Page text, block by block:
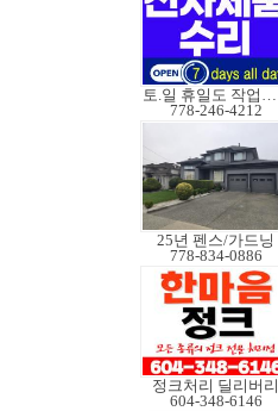
토.일 휴일도 작업가능
778-246-4212
25년 펜스/가드닝
778-834-0886
정크처리 딜리버리
604-348-6146